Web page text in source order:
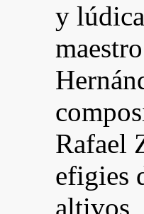
y
Rafael
efigies
altivos,